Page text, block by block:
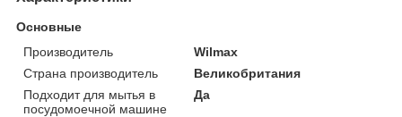
Основные
Производитель
Wilmax
Страна производитель
Великобритания
Подходит для мытья в
посудомоечной машине
Да